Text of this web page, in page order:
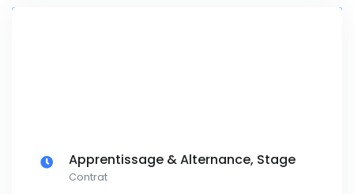
Apprentissage & Alternance, Stage
Contrat